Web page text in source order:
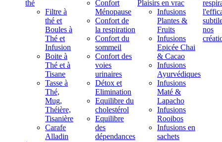
thé
Filtre à
thé et
Boules à
Thé et
Infusion
Boite à
Thé et à
Tisane
Tasse à
Thé,
Mug,
Théière,
Tisanière
Carafe
Alladin
Confort
Ménopause
Confort de
la respiration
Confort du
sommeil
Confort des
voies
urinaires
Détox et
Elimination
Equilibre du
cholestérol
Equilibre
des
dépendances
Plaisirs en vrac
Infusions
Plantes &
Fruits
Infusions
Epicée Chai
& Cacao
Infusions
Ayurvédiques
Infusions
Maté &
Lapacho
Infusions
Rooibos
Infusions en
sachets